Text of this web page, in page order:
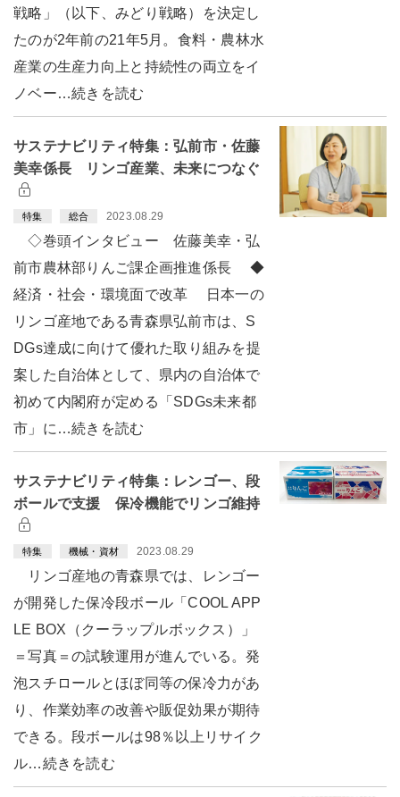
戦略」（以下、みどり戦略）を決定し
たのが2年前の21年5月。食料・農林水
産業の生産力向上と持続性の両立をイ
ノベー…続きを読む
サステナビリティ特集：弘前市・佐藤
美幸係長 リンゴ産業、未来につなぐ
特集 総合 2023.08.29
◇巻頭インタビュー 佐藤美幸・弘
前市農林部りんご課企画推進係長 ◆
経済・社会・環境面で改革 日本一の
リンゴ産地である青森県弘前市は、S
DGs達成に向けて優れた取り組みを提
案した自治体として、県内の自治体で
初めて内閣府が定める「SDGs未来都
市」に…続きを読む
サステナビリティ特集：レンゴー、段
ボールで支援 保冷機能でリンゴ維持
特集 機械・資材 2023.08.29
リンゴ産地の青森県では、レンゴー
が開発した保冷段ボール「COOL APP
LE BOX（クーラップルボックス）」
＝写真＝の試験運用が進んでいる。発
泡スチロールとほぼ同等の保冷力があ
り、作業効率の改善や販促効果が期待
できる。段ボールは98％以上リサイク
ル…続きを読む